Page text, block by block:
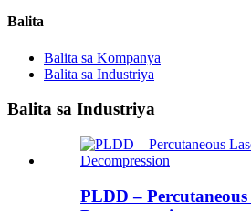
Balita
Balita sa Kompanya
Balita sa Industriya
Balita sa Industriya
PLDD –